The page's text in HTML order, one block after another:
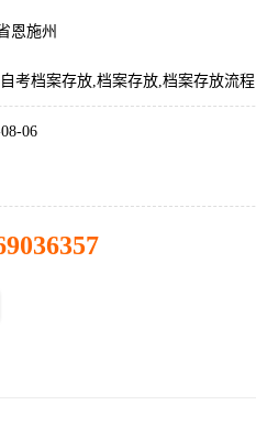
恩施州
考档案存放,档案存放,档案存放流程
06